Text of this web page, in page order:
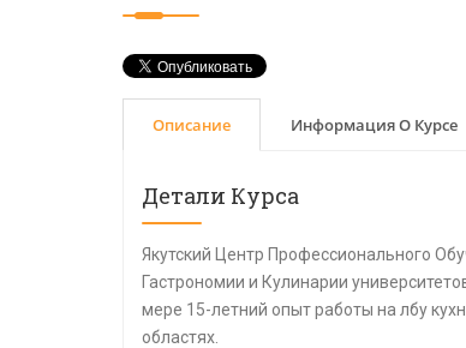
Описание Информация О Курсе
Детали Курса
Якутский Центр Профессионального
Гастрономии и Кулинарии
мере 15-летний опыт работы на лбу
областях.